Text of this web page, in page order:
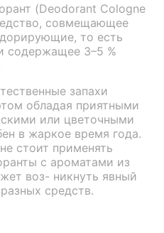
(Deodorant Cologne
совмещающее
то есть
содержащее 3–5 %
запахи
обладая приятными
или цветочными
в жаркое время года.
стоит применять
с ароматами из
воз- никнуть явный
средств.